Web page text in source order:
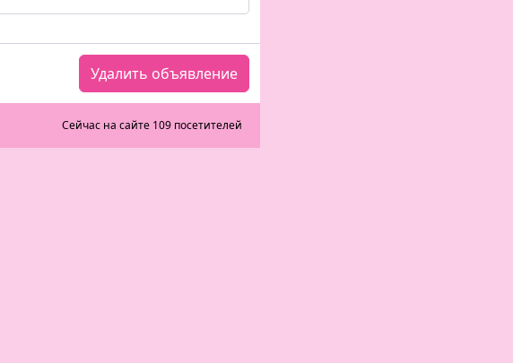
Удалить объявление
Сейчас на сайте 109 посетителей